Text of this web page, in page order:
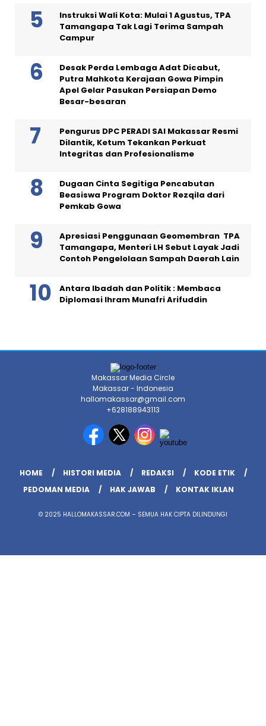
Instruksi Wali Kota: Mulai 1 Agustus, TPA
Tamangapa Tak Lagi Terima Sampah
Campur
Desak Perda Lembaga Adat Dicabut,
Putra Mahkota Kerajaan Gowa Pimpin
Apel Gelar Pasukan Persiapan Demo
Besar-besaran
Pengurus DPC PERADI SAI Makassar Resmi
Dilantik, Ketum Tekankan Perkuat
Integritas dan Profesionalisme
Dugaan Cinta Segitiga Pencabutan
Beasiswa Program Doktor Rezqila dari
Pemkab Gowa
Apresiasi Penggunaan Geomembran TPA
Tamangapa, Menteri LH Sebut Layak Jadi
Contoh Pengelolaan Sampah Daerah Lain
Antara Ibadah dan Politik : Membaca
Diplomasi Ihram Munafri Arifuddin
Makassar Media Circle
Makassar - Indonesia
hallomakassar@gmail.com
+628188943113
HOME HISTORI MEDIA REDAKSI
KODE ETIK
PEDOMAN MEDIA
HAK JAWAB KONTAK IKLAN
© 2025 HALLOMAKASSAR.COM – SEMUA HAK CIPTA DILINDUNGI